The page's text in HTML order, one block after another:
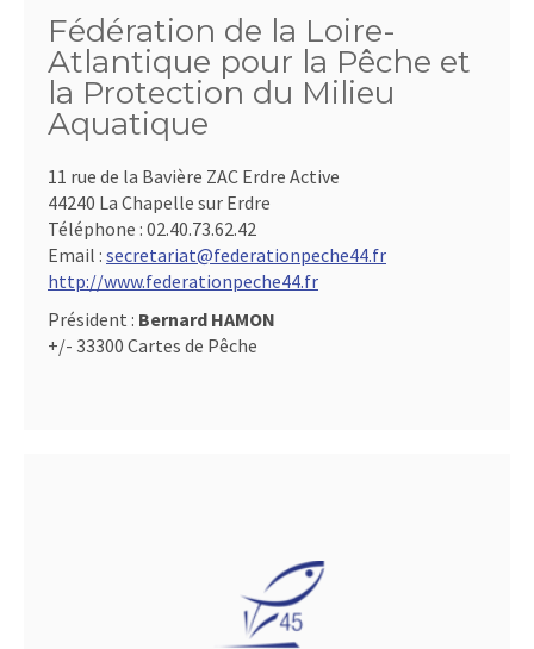
Fédération de la Loire-
Atlantique pour la Pêche et
la Protection du Milieu
Aquatique
11 rue de la Bavière ZAC Erdre Active
44240 La Chapelle sur Erdre
Téléphone : 02.40.73.62.42
Email : secretariat@federationpeche44.fr
http://www.federationpeche44.fr
Président : Bernard HAMON
+/- 33300 Cartes de Pêche